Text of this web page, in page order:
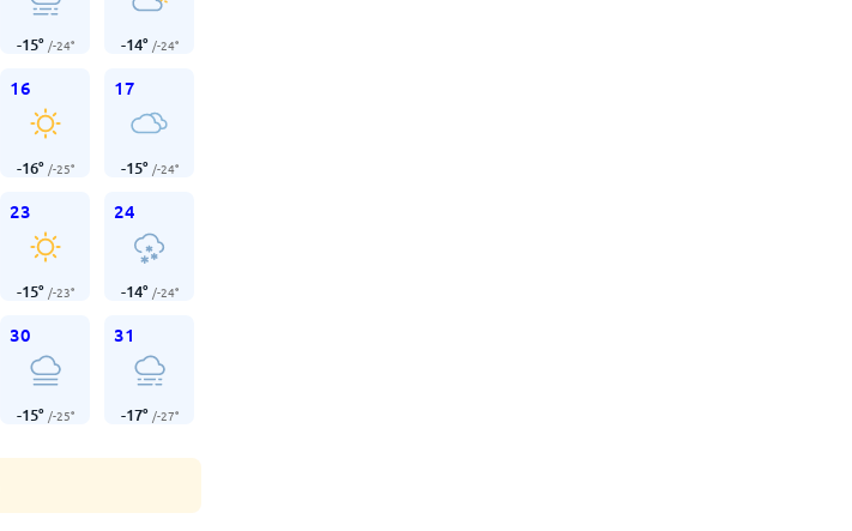
-15° /-24° -14° /-24°
16
-16° /-25°
17
-15° /-24°
23
-15° /-23°
24
-14° /-24°
30
-15° /-25°
31
-17° /-27°